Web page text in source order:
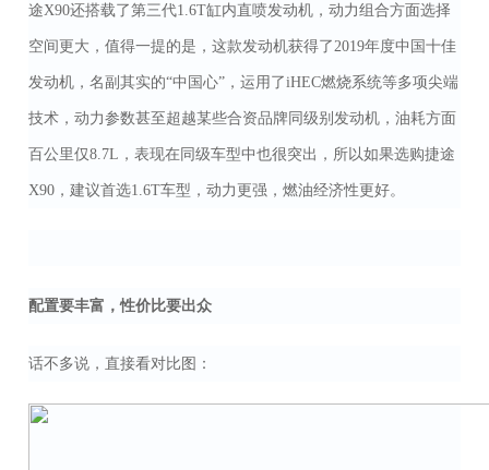
途X90还搭载了第三代1.6T缸内直喷发动机，动力组合方面选择
空间更大，值得一提的是，这款发动机获得了2019年度中国十佳
发动机，名副其实的“中国心”，运用了iHEC燃烧系统等多项尖端
技术，动力参数甚至超越某些合资品牌同级别发动机，油耗方面
百公里仅8.7L，表现在同级车型中也很突出，所以如果选购捷途
X90，建议首选1.6T车型，动力更强，燃油经济性更好。
配置要丰富，性价比要出众
话不多说，直接看对比图：